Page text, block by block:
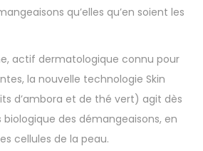
qu’elles qu’en soient les
actif dermatologique connu pour
la nouvelle technologie Skin
d’ambora et de thé vert) agit dès
biologique des démangeaisons, en
cellules de la peau.